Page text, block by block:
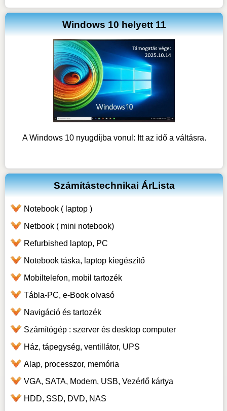
Windows 10 helyett 11
A Windows 10 nyugdíjba vonul: Itt az idő a váltásra.
Számítástechnikai ÁrLista
Notebook ( laptop )
Netbook ( mini notebook)
Refurbished laptop, PC
Notebook táska, laptop kiegészítő
Mobiltelefon, mobil tartozék
Tábla-PC, e-Book olvasó
Navigáció és tartozék
Számítógép : szerver és desktop computer
Ház, tápegység, ventillátor, UPS
Alap, processzor, memória
VGA, SATA, Modem, USB, Vezérlő kártya
HDD, SSD, DVD, NAS